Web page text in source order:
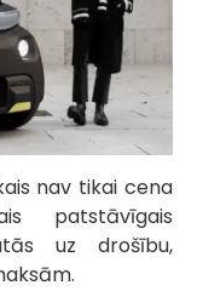
nav tikai cena
patstāvīgais
uz drošību,